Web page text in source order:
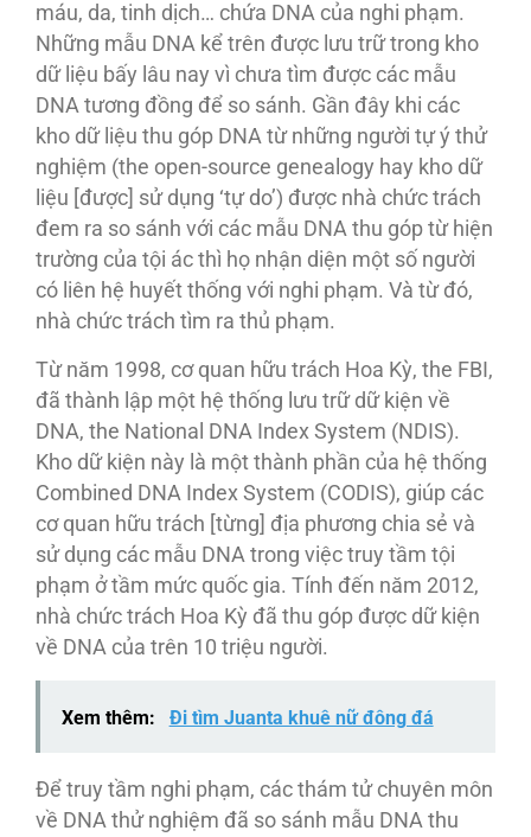
máu, da, tinh dịch… chứa DNA của nghi phạm.
Những mẫu DNA kể trên được lưu trữ trong kho
dữ liệu bấy lâu nay vì chưa tìm được các mẫu
DNA tương đồng để so sánh. Gần đây khi các
kho dữ liệu thu góp DNA từ những người tự ý thử
nghiệm (the open-source genealogy hay kho dữ
liệu [được] sử dụng ‘tự do’) được nhà chức trách
đem ra so sánh với các mẫu DNA thu góp từ hiện
trường của tội ác thì họ nhận diện một số người
có liên hệ huyết thống với nghi phạm. Và từ đó,
nhà chức trách tìm ra thủ phạm.
Từ năm 1998, cơ quan hữu trách Hoa Kỳ, the FBI,
đã thành lập một hệ thống lưu trữ dữ kiện về
DNA, the National DNA Index System (NDIS).
Kho dữ kiện này là một thành phần của hệ thống
Combined DNA Index System (CODIS), giúp các
cơ quan hữu trách [từng] địa phương chia sẻ và
sử dụng các mẫu DNA trong việc truy tầm tội
phạm ở tầm mức quốc gia. Tính đến năm 2012,
nhà chức trách Hoa Kỳ đã thu góp được dữ kiện
về DNA của trên 10 triệu người.
Xem thêm: Đi tìm Juanta khuê nữ đông đá
Để truy tầm nghi phạm, các thám tử chuyên môn
về DNA thử nghiệm đã so sánh mẫu DNA thu